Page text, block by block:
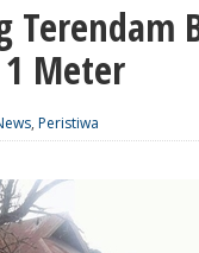
Terendam
Meter
, Peristiwa